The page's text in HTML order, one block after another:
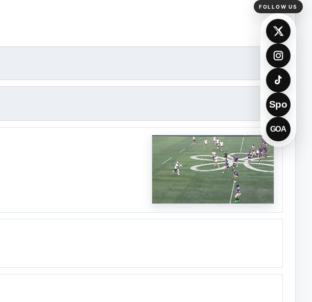
PLAY
FOLLOW US
Spo
GOA